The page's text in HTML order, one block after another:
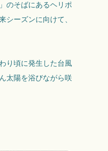
のそばにあるヘリポ
シーズンに向けて、
り頃に発生した台風
太陽を浴びながら咲